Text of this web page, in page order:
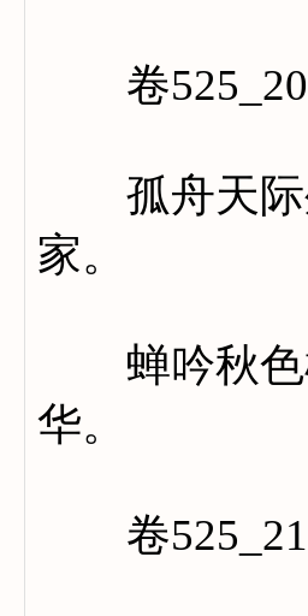
卷525_20
孤舟天际
家。
蝉吟秋色
华。
卷525_21